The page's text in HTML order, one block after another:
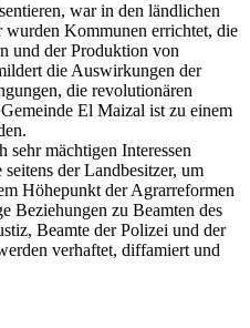
war in den ländlichen
Kommunen errichtet, die
und der Produktion von
die Auswirkungen der
die revolutionären
El Maizal ist zu einem
sehr mächtigen Interessen
der Landbesitzer, um
Höhepunkt der Agrarreformen
Beziehungen zu Beamten des
Beamte der Polizei und der
verhaftet, diffamiert und